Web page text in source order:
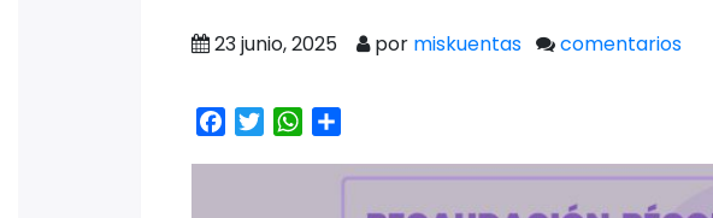
23 junio, 2025 por miskuentas comentarios
Facebook
TwitterWhatsApp